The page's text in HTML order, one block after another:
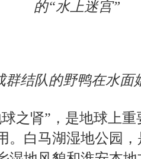
的“水上迷宫”
群结队的野鸭在水面
肾”，是地球上重
。白马湖湿地公园